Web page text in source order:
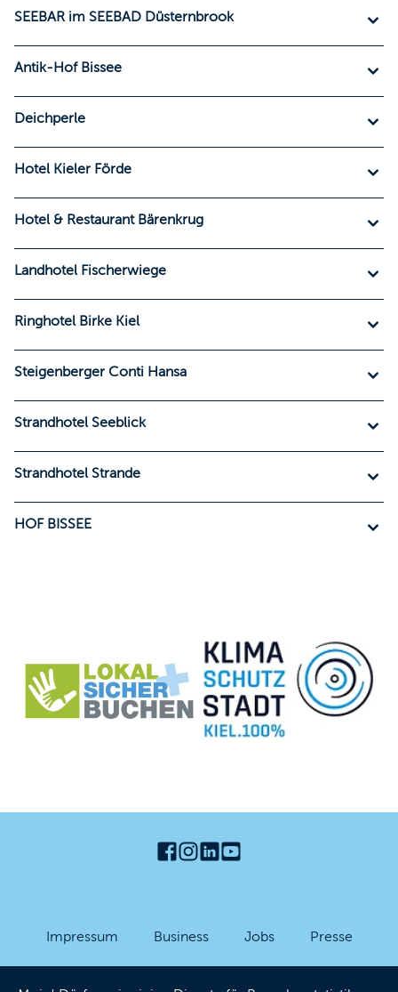
SEEBAR im SEEBAD Düsternbrook
Antik-Hof Bissee
Deichperle
Hotel Kieler Förde
Hotel & Restaurant Bärenkrug
Landhotel Fischerwiege
Ringhotel Birke Kiel
Steigenberger Conti Hansa
Strandhotel Seeblick
Strandhotel Strande
HOF BISSEE
Impressum Business Jobs Presse